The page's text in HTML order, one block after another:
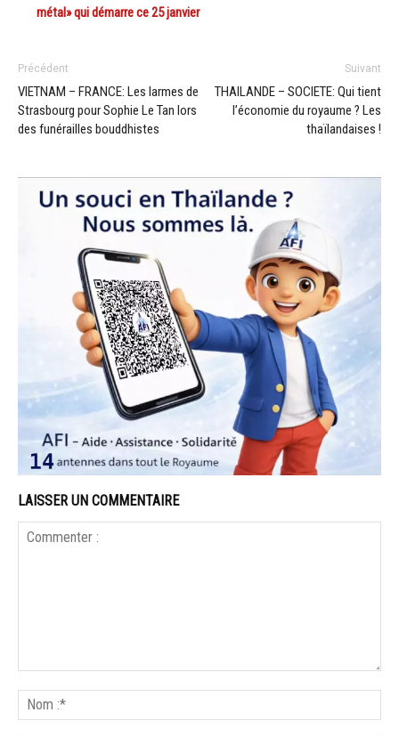
métal» qui démarre ce 25 janvier
Précédent
VIETNAM – FRANCE: Les larmes de
Strasbourg pour Sophie Le Tan lors
des funérailles bouddhistes
Suivant
THAILANDE – SOCIETE: Qui tient
l’économie du royaume ? Les
thaïlandaises !
LAISSER UN COMMENTAIRE